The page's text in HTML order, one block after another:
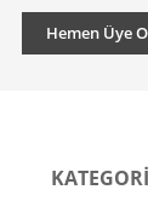
Hemen Üye